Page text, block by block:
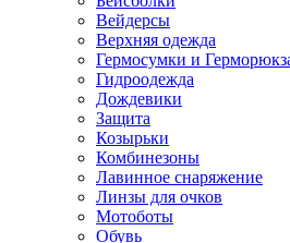
Вейдерсы
Верхняя одежда
Гермосумки и
Гидроодежда
Дождевики
Защита
Козырьки
Комбинезоны
Лавинное снаряжение
Линзы для очков
Мотоботы
Обувь